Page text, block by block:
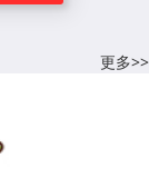
更多>>